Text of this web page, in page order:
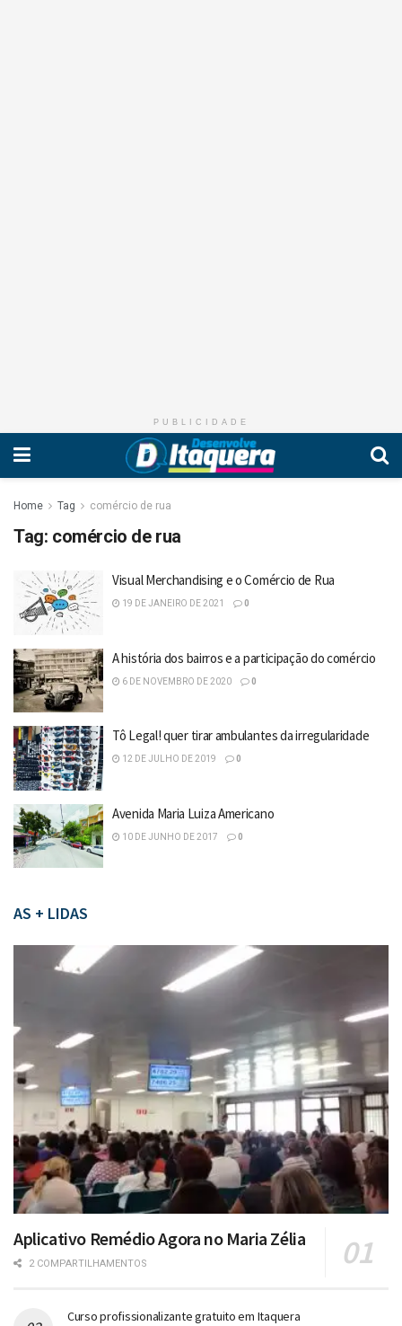
PUBLICIDADE
Home Tag comércio de rua
Tag: comércio de rua
Visual Merchandising e o Comércio de Rua
19 DE JANEIRO DE 2021 0
A história dos bairros e a participação do comércio
6 DE NOVEMBRO DE 2020 0
Tô Legal! quer tirar ambulantes da irregularidade
12 DE JULHO DE 2019 0
Avenida Maria Luiza Americano
10 DE JUNHO DE 2017 0
AS + LIDAS
Aplicativo Remédio Agora no Maria Zélia
2 COMPARTILHAMENTOS
Curso profissionalizante gratuito em Itaquera